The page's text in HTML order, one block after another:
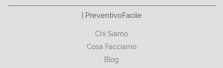
| PreventivoFacile
Chi Siamo
Cosa Facciamo
Blog